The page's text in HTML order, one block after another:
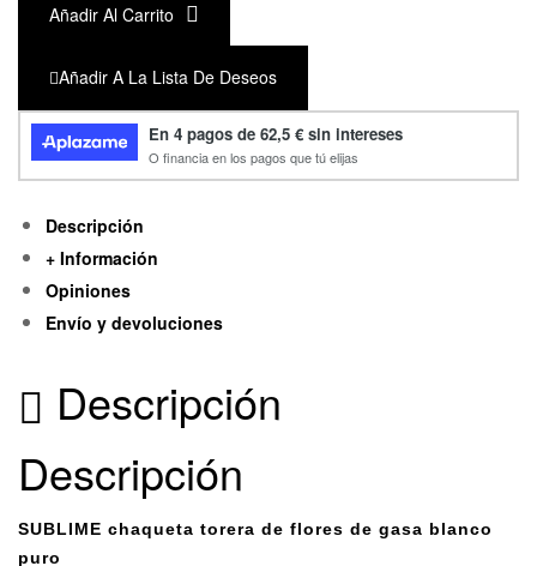
Añadir Al Carrito
Añadir A La Lista De Deseos
Descripción
+ Información
Opiniones
Envío y devoluciones
Descripción
Descripción
SUBLIME chaqueta torera de flores de gasa blanco
puro